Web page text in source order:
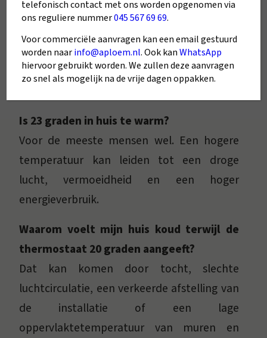
Wat is de ideale temperatuur in de
slaapkamer?
Tussen de 16 en 18 graden. Dat bevordert
Is 23 graden in huis te warm?
Voor de meeste mensen wel. Een hogere
temperatuur kan leiden tot een droge
lucht, vermoeidheid en een hoger
energieverbruik.
Waarom voelt mijn huis koud terwijl de
thermostaat 20 graden aangeeft?
Dat kan komen door tocht, slechte
luchtcirculatie, een verkeerde afstelling van
de installatie of een lage
oppervlaktetemperatuur van muren en
telefonisch contact met ons worden opgenomen via
ons reguliere nummer045 567 69 69.
Voor commerciële aanvragen kan een email gestuurd
worden naarinfo@aploem.nl. Ook kanWhatsApp
hiervoor gebruikt worden. We zullen deze aanvragen
zo snel als mogelijk na de vrije dagen oppakken.